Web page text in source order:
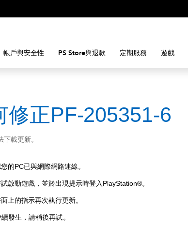
帳戶與安全性 PS Store與退款 定期服務 遊戲
修正PF-205351-6
載更新。
的PC已與網際網路連線。
啟動遊戲，並於出現提示時登入PlayStation®。
上的指示再次執行更新。
發生，請稍後再試。